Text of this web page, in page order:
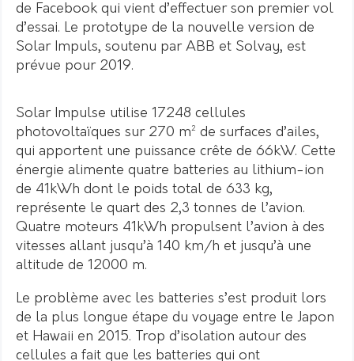
de Facebook qui vient d’effectuer son premier vol
d’essai. Le prototype de la nouvelle version de
Solar Impuls, soutenu par ABB et Solvay, est
prévue pour 2019.
Solar Impulse utilise 17248 cellules
photovoltaïques sur 270 m² de surfaces d’ailes,
qui apportent une puissance crête de 66kW. Cette
énergie alimente quatre batteries au lithium-ion
de 41kWh dont le poids total de 633 kg,
représente le quart des 2,3 tonnes de l’avion.
Quatre moteurs 41kWh propulsent l’avion à des
vitesses allant jusqu’à 140 km/h et jusqu’à une
altitude de 12000 m.
Le problème avec les batteries s’est produit lors
de la plus longue étape du voyage entre le Japon
et Hawaii en 2015. Trop d’isolation autour des
cellules a fait que les batteries qui ont